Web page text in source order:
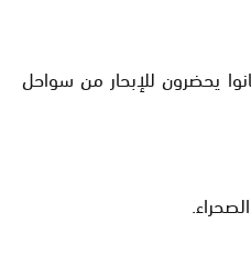
يحضرون للإبحار من سواحل